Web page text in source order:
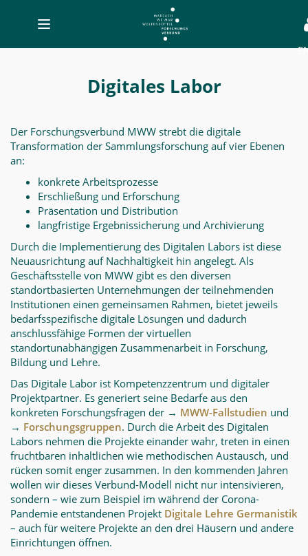
Toggle
navigation
MWW-
Forschung
Digitales Labor
Der Forschungsverbund MWW strebt die digitale
Transformation der Sammlungsforschung auf vier Ebenen
an:
konkrete Arbeitsprozesse
Erschließung und Erforschung
Präsentation und Distribution
langfristige Ergebnissicherung und Archivierung
Durch die Implementierung des Digitalen Labors ist diese
Neuausrichtung auf Nachhaltigkeit hin angelegt. Als
Geschäftsstelle von MWW gibt es den diversen
standortbasierten Unternehmungen der teilnehmenden
Institutionen einen gemeinsamen Rahmen, bietet jeweils
bedarfsspezifische digitale Lösungen und dadurch
anschlussfähige Formen der virtuellen
standortunabhängigen Zusammenarbeit in Forschung,
Bildung und Lehre.
Das Digitale Labor ist Kompetenzzentrum und digitaler
Projektpartner. Es generiert seine Bedarfe aus den
konkreten Forschungsfragen der → MWW-Fallstudien und
→ Forschungsgruppen. Durch die Arbeit des Digitalen
Labors nehmen die Projekte einander wahr, treten in einen
fruchtbaren inhaltlichen wie methodischen Austausch, und
rücken somit enger zusammen. In den kommenden Jahren
wollen wir dieses Verbund-Modell nicht nur intensivieren,
sondern – wie zum Beispiel im während der Corona-
Pandemie entstandenen Projekt Digitale Lehre Germanistik
– auch für weitere Projekte an den drei Häusern und andere
Einrichtungen öffnen.